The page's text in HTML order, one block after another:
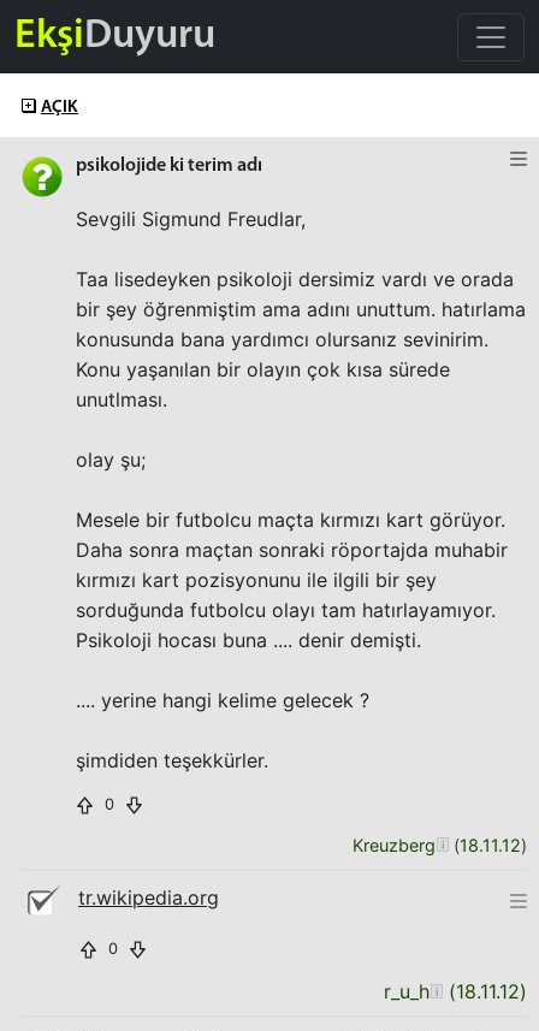
EkşiDuyuru
AÇIK
psikolojide ki terim adı
Sevgili Sigmund Freudlar,
Taa lisedeyken psikoloji dersimiz vardı ve orada
bir şey öğrenmiştim ama adını unuttum. hatırlama
konusunda bana yardımcı olursanız sevinirim.
Konu yaşanılan bir olayın çok kısa sürede
unutlması.
olay şu;
Mesele bir futbolcu maçta kırmızı kart görüyor.
Daha sonra maçtan sonraki röportajda muhabir
kırmızı kart pozisyonunu ile ilgili bir şey
sorduğunda futbolcu olayı tam hatırlayamıyor.
Psikoloji hocası buna .... denir demişti.
.... yerine hangi kelime gelecek ?
şimdiden teşekkürler.
0
Kreuzberg (18.11.12)
tr.wikipedia.org
0
r_u_h (18.11.12)